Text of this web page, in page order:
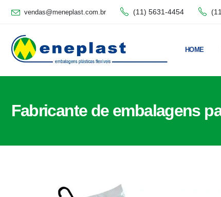
vendas@meneplast.com.br (11) 5631-4454
HOME
Fabricante de embalagens